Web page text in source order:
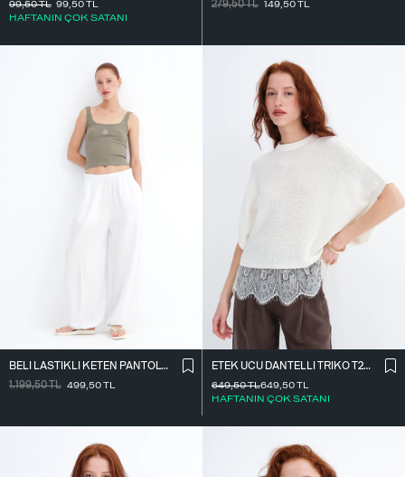
99,50TL
HAFTANIN ÇOK SATANI
99,50TL
279,50TL 149,50TL
BELI LASTIKLI KETEN PANTOLON PN18273
1.199,50TL 499,50TL
ETEK UCU DANTELLI TRIKO T261025
649,50TL
HAFTANIN ÇOK SATANI
649,50TL